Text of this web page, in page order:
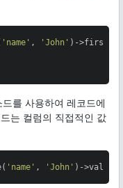
'name' , 'John' )->first();
드를 사용하여 레코드에
는 컬럼의 직접적인 값
'name' , 'John' )->value(